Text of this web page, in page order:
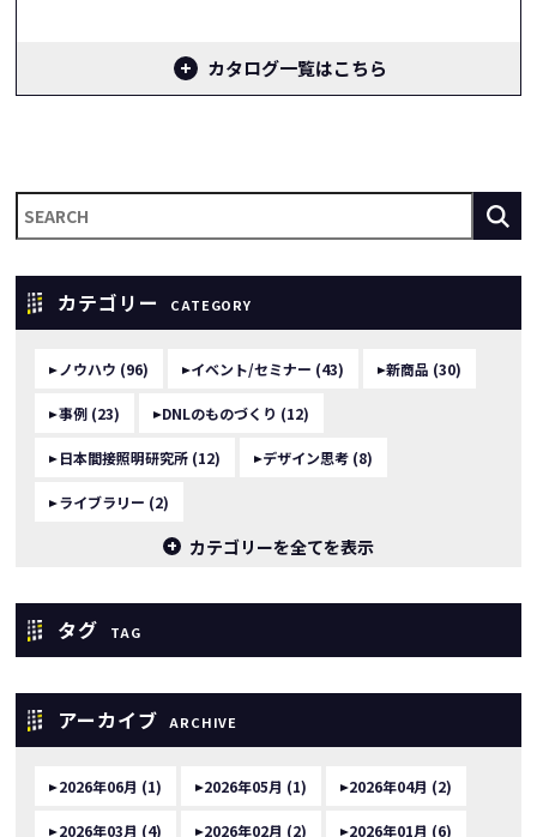
カタログ一覧はこちら
カテゴリー CATEGORY
ノウハウ (96) イベント/セミナー (43) 新商品 (30)
事例 (23) DNLのものづくり (12)
日本間接照明研究所 (12) デザイン思考 (8)
ライブラリー (2)
カテゴリーを全てを表示
タグ TAG
アーカイブ ARCHIVE
2026年06月 (1) 2026年05月 (1) 2026年04月 (2)
2026年03月 (4) 2026年02月 (2) 2026年01月 (6)